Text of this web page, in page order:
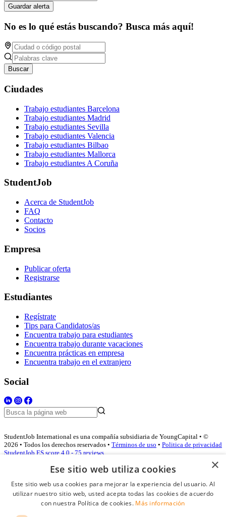
Guardar alerta
No es lo qué estás buscando? Busca más aquí!
Buscar
Ciudades
Trabajo estudiantes Barcelona
Trabajo estudiantes Madrid
Trabajo estudiantes Sevilla
Trabajo estudiantes Valencia
Trabajo estudiantes Bilbao
Trabajo estudiantes Mallorca
Trabajo estudiantes A Coruña
StudentJob
Acerca de StudentJob
FAQ
Contacto
Socios
Empresa
Publicar oferta
Registrarse
Estudiantes
Regístrate
Tips para Candidatos/as
Encuentra trabajo para estudiantes
Encuentra trabajo durante vacaciones
Encuentra prácticas en empresa
Encuentra trabajo en el extranjero
Social
StudentJob International es una compañía subsidiaria de YoungCapital • ©
2026 • Todos los derechos reservados • Términos de uso • Politica de privacidad
StudentJob ES score 4.0 - 75 reviews
Acceso empresas
×
Ese sitio web utiliza cookies
Este sitio web usa cookies para mejorar la experiencia del usuario. Al
utilizar nuestro sitio web, usted acepta todas las cookies de acuerdo
con nuestra Política de cookies. Más información